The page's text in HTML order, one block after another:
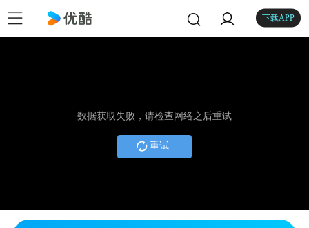
下载APP
数据获取失败，请检查网络之后重试
重试